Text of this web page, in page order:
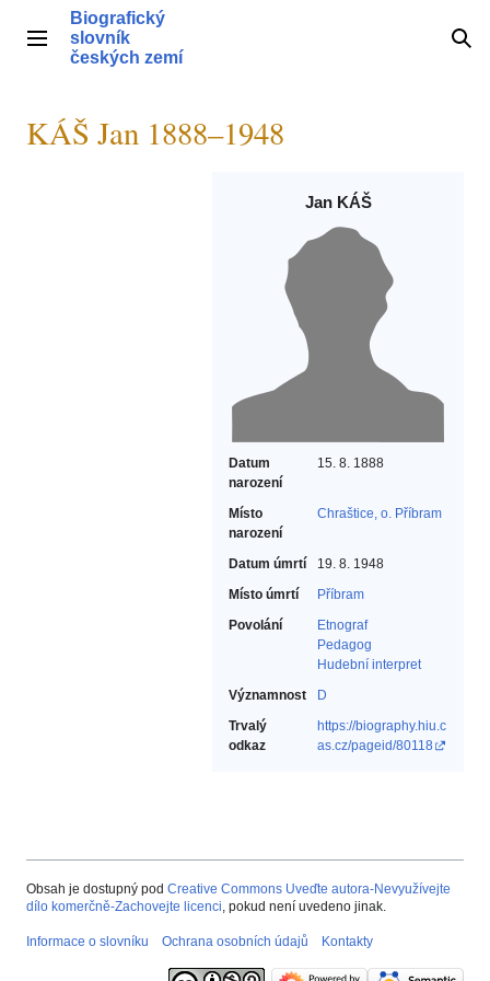
obsahHlavní menu
Biografický
slovník
českých zemí
KÁŠ Jan 1888–1948
Jan KÁŠ
Datum
narození
15. 8. 1888
Místo
narození
Chraštice, o. Příbram
Datum úmrtí
19. 8. 1948
Místo úmrtí
Příbram
Povolání
Etnograf‎
Pedagog‎
Hudební interpret‎
Významnost
D
Trvalý
odkaz
https://biography.hiu.c
as.cz/pageid/80118
Obsah je dostupný pod Creative Commons Uveďte autora-Nevyužívejte
dílo komerčně-Zachovejte licenci, pokud není uvedeno jinak.
Informace o slovníku Ochrana osobních údajů Kontakty